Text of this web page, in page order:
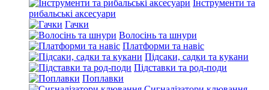
Інструменти та
рибальські аксесуари
Гачки
Волосінь та шнури
Платформи та навіс
Підсаки, садки та кукани
Підставки та род-поди
Поплавки